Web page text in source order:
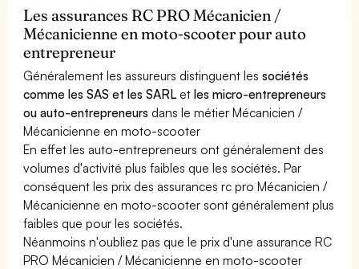
Les assurances RC PRO Mécanicien /
Mécanicienne en moto-scooter pour auto
entrepreneur
Généralement les assureurs distinguent lessociétés
comme les SAS et les SARL etles micro-entrepreneurs
ou auto-entrepreneurs dans le métier Mécanicien /
Mécanicienne en moto-scooter
En effet les auto-entrepreneurs ont généralement des
volumes d'activité plus faibles que les sociétés. Par
conséquent les prix des assurances rc pro Mécanicien /
Mécanicienne en moto-scooter sont généralement plus
faibles que pour les sociétés.
Néanmoins n'oubliez pas que le prix d'une assurance RC
PRO Mécanicien / Mécanicienne en moto-scooter